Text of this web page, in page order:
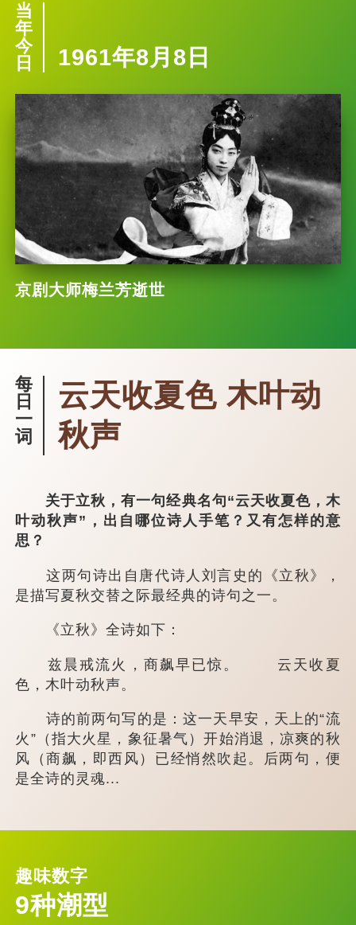
当
年
今
日
1961年8月8日
京剧大师梅兰芳逝世
每
日
一
词
云天收夏色 木叶动
秋声
关于立秋，有一句经典名句“云天收夏色，木
叶动秋声”，出自哪位诗人手笔？又有怎样的意
思？
这两句诗出自唐代诗人刘言史的《立秋》，
是描写夏秋交替之际最经典的诗句之一。
《立秋》全诗如下：
兹晨戒流火，商飙早已惊。 云天收夏
色，木叶动秋声。
诗的前两句写的是：这一天早安，天上的“流
火”（指大火星，象征暑气）开始消退，凉爽的秋
风（商飙，即西风）已经悄然吹起。后两句，便
是全诗的灵魂...
趣味数字
9种潮型